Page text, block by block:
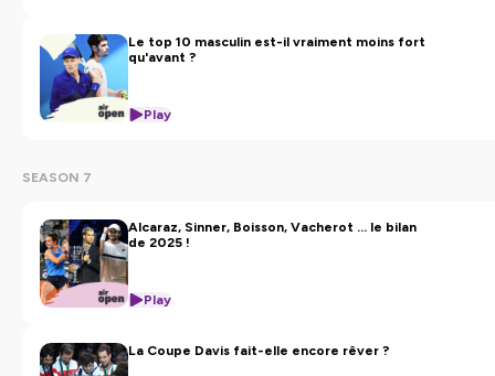
Le top 10 masculin est-il vraiment moins fort
qu'avant ?
Play
SEASON 7
Alcaraz, Sinner, Boisson, Vacherot ... le bilan
de 2025 !
Play
La Coupe Davis fait-elle encore rêver ?